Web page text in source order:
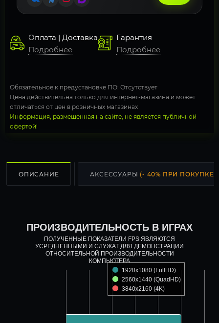
Оплата | Доставка
Подробнее
Гарантия
Подробнее
Обязательное к предустановке ПО: Отсутствует
Цена действительна только для интернет-магазина и может
отличаться от цен в розничных магазинах
Информация, размещенная на сайте, не является публичной
офертой!
ОПИСАНИЕ АКСЕССУАРЫ (- 40% ПРИ ПОКУПКЕ
ПРОИЗВОДИТЕЛЬНОСТЬ В ИГРАХ
ПОЛУЧЕННЫЕ ПОКАЗАТЕЛИ FPS ЯВЛЯЮТСЯ
УСРЕДНЕННЫМИ И СЛУЖАТ ДЛЯ ДЕМОНСТРАЦИИ
ОТНОСИТЕЛЬНОЙ ПРОИЗВОДИТЕЛЬНОСТИ
КОМПЬЮТЕРА
1920x1080 (FullHD)
2560x1440 (QuadHD)
3840x2160 (4K)